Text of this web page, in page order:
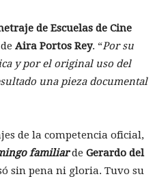
de Escuelas de Cine
Aira Portos Rey. “Por su
y por el original uso del
una pieza documental
de la competencia oficial,
familiarde Gerardo del
sin pena ni gloria. Tuvo su